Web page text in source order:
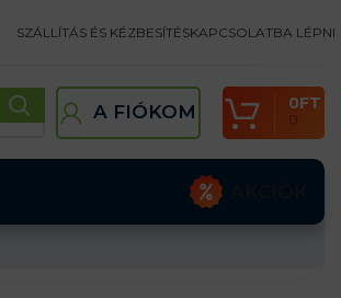
SZÁLLÍTÁS ÉS KÉZBESÍTÉSKAPCSOLATBA LÉPNI
A FIÓKOM 0
0FT